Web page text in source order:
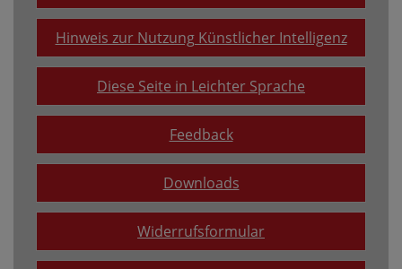
Hinweis zur Nutzung Künstlicher Intelligenz
Diese Seite in Leichter Sprache
Feedback
Downloads
Widerrufsformular